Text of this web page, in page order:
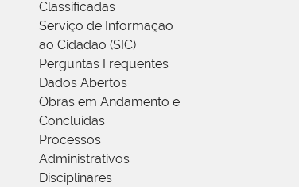
Classificadas
Serviço de Informação
ao Cidadão (SIC)
Perguntas Frequentes
Dados Abertos
Obras em Andamento e
Concluídas
Processos
Administrativos
Disciplinares